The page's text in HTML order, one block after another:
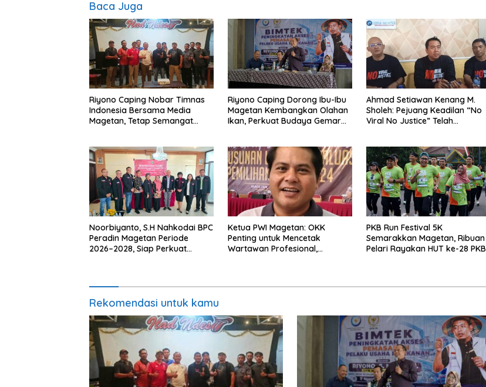
Baca Juga
Riyono Caping Nobar Timnas
Indonesia Bersama Media
Magetan, Tetap Semangat
Riyono Caping Dorong Ibu-Ibu
Magetan Kembangkan Olahan
Ikan, Perkuat Budaya Gemar
Ahmad Setiawan Kenang M.
Sholeh: Pejuang Keadilan “No
Viral No Justice” Telah
Noorbiyanto, S.H Nahkodai BPC
Peradin Magetan Periode
2026–2028, Siap Perkuat
Ketua PWI Magetan: OKK
Penting untuk Mencetak
Wartawan Profesional,
PKB Run Festival 5K
Semarakkan Magetan, Ribuan
Pelari Rayakan HUT ke-28 PKB
Rekomendasi untuk kamu